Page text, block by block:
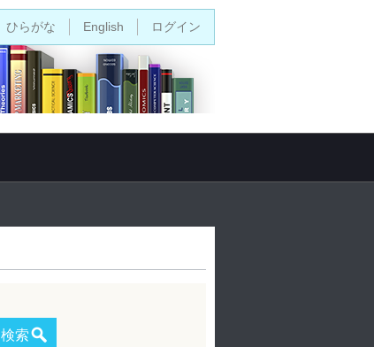
ひらがな English ログイン
検索